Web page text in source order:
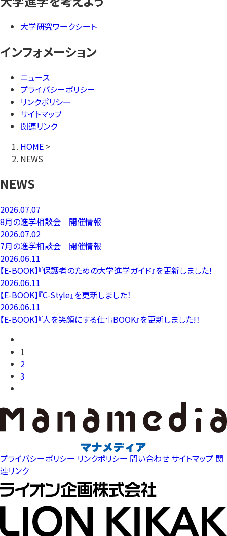
大学研究ワークシート
インフォメーション
ニュース
プライバシーポリシー
リンクポリシー
サイトマップ
関連リンク
HOME >
NEWS
NEWS
2026.07.07
8月の進学相談会 開催情報
2026.07.02
7月の進学相談会 開催情報
2026.06.11
【E-BOOK】『保護者のための大学進学ガイド』を更新しました！
2026.06.11
【E-BOOK】『C-Style』を更新しました！
2026.06.11
【E-BOOK】『人を笑顔にする仕事BOOK』を更新しました!！
1
2
3
プライバシーポリシー リンクポリシー 問い合わせ サイトマップ 関
連リンク